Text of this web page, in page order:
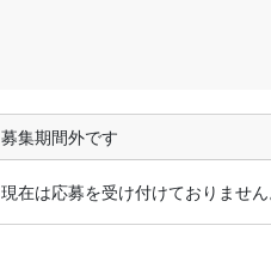
募集期間外です
現在は応募を受け付けておりません